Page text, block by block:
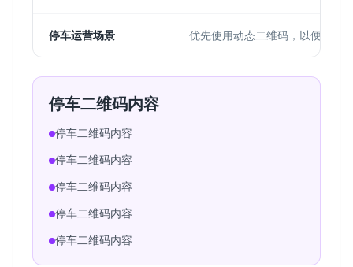
停车运营场景 优先使用动态二维码，以便更新
停车二维码内容
停车二维码内容
停车二维码内容
停车二维码内容
停车二维码内容
停车二维码内容